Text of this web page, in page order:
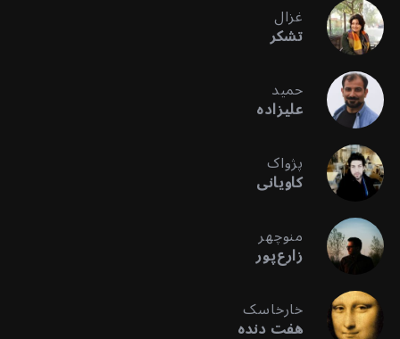
غزال
تشکر
حمید
علیزاده
پژواک
کاویانی
منوچهر
زارع‌پور
خارخاسک
هفت دنده